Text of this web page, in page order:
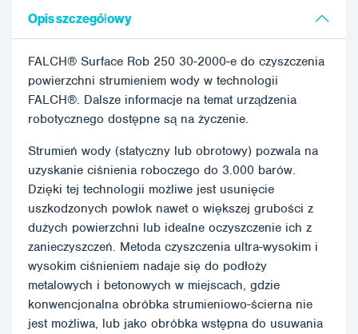
Opis szczegółowy
FALCH® Surface Rob 250 30-2000-e do czyszczenia
powierzchni strumieniem wody w technologii
FALCH®. Dalsze informacje na temat urządzenia
robotycznego dostępne są na życzenie.
Strumień wody (statyczny lub obrotowy) pozwala na
uzyskanie ciśnienia roboczego do 3.000 barów.
Dzięki tej technologii możliwe jest usunięcie
uszkodzonych powłok nawet o większej grubości z
dużych powierzchni lub idealne oczyszczenie ich z
zanieczyszczeń. Metoda czyszczenia ultra-wysokim i
wysokim ciśnieniem nadaje się do podłoży
metalowych i betonowych w miejscach, gdzie
konwencjonalna obróbka strumieniowo-ścierna nie
jest możliwa, lub jako obróbka wstępna do usuwania